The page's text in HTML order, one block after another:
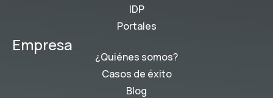
IDP
Portales
Empresa
¿Quiénes somos?
Casos de éxito
Blog